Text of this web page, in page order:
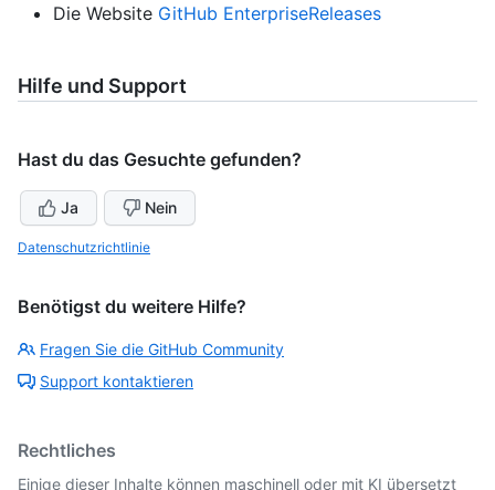
Die Website GitHub EnterpriseReleases
Hilfe und Support
Hast du das Gesuchte gefunden?
Ja Nein
Datenschutzrichtlinie
Benötigst du weitere Hilfe?
Fragen Sie die GitHub Community
Support kontaktieren
Rechtliches
Einige dieser Inhalte können maschinell oder mit KI übersetzt